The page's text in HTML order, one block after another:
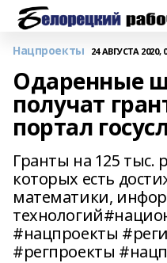
Нацпроекты 24 АВГУСТА 2020,
Одаренные
получат
портал
Гранты на 125 тыс.
которых есть
математики,
#нацпроекты
#регпроекты